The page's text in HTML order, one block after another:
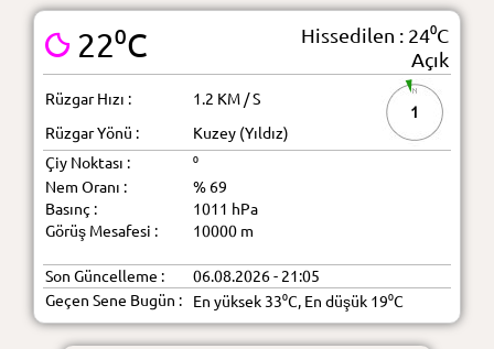
22⁰C
Hissedilen : 24⁰C
Açık
Rüzgar Hızı : 1.2 KM / S
1
Rüzgar Yönü :
Kuzey (Yıldız)
Çiy Noktası :
⁰
Nem Oranı :
% 69
Basınç :
1011 hPa
Görüş Mesafesi :
10000 m
Son Güncelleme :
06.08.2026 - 21:05
Geçen Sene Bugün :
En yüksek 33⁰C, En düşük 19⁰C